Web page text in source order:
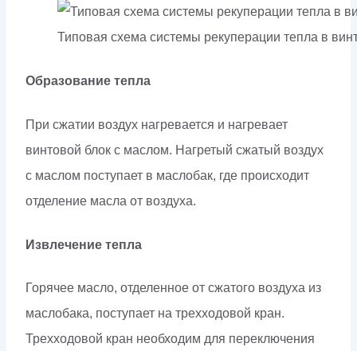
Типовая схема системы рекуперации тепла в
Образование тепла
При сжатии воздух нагревается и нагревает
винтовой блок с маслом. Нагретый сжатый воздух
с маслом поступает в маслобак, где происходит
отделение масла от воздуха.
Извлечение тепла
Горячее масло, отделенное от сжатого воздуха из
маслобака, поступает на трехходовой кран.
Трехходовой кран необходим для переключения